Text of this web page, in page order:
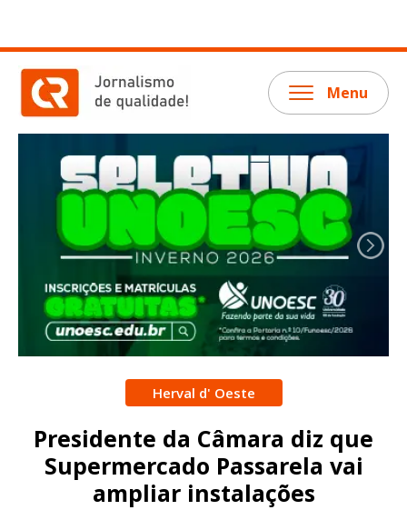
Menu
Herval d' Oeste
Presidente da Câmara diz que
Supermercado Passarela vai
ampliar instalações